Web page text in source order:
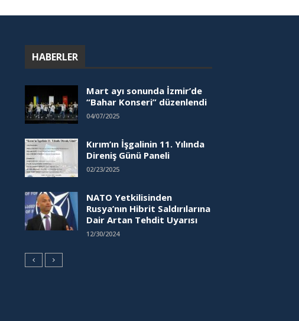
HABERLER
Mart ayı sonunda İzmir’de
“Bahar Konseri” düzenlendi
04/07/2025
Kırım’ın İşgalinin 11. Yılında
Direniş Günü Paneli
02/23/2025
NATO Yetkilisinden
Rusya’nın Hibrit Saldırılarına
Dair Artan Tehdit Uyarısı
12/30/2024